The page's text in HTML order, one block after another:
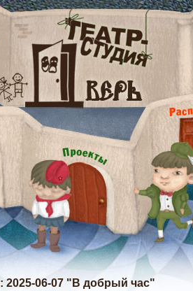
: 2025-06-07 "В добрый час"